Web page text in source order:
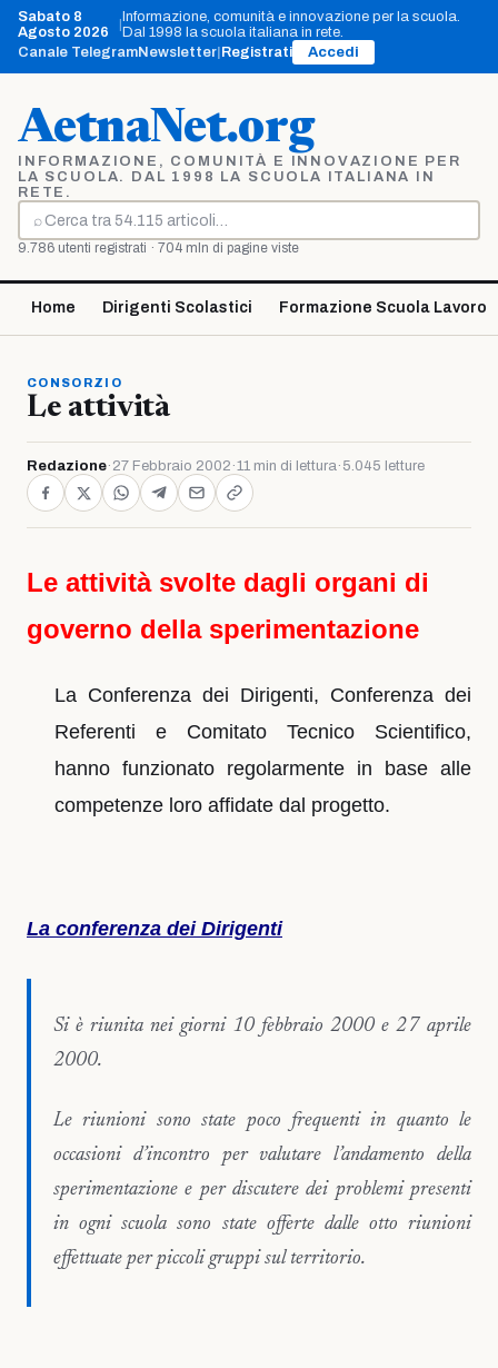
Vai
contenuto
Sabato 8
Agosto 2026
Informazione, comunità e innovazione per la scuola.
Dal 1998 la scuola italiana in rete.
Canale TelegramNewsletter Registrati Accedi
AetnaNet.org
INFORMAZIONE, COMUNITÀ E INNOVAZIONE PER
LA SCUOLA. DAL 1998 LA SCUOLA ITALIANA IN
RETE.
⌕
Cerca
9.786 utenti registrati · 704 mln di pagine viste
Home Dirigenti Scolastici Formazione Scuola Lavoro
CONSORZIO
Le attività
Redazione· 27 Febbraio 2002 ·11 min di lettura· 5.045 letture
Le attività svolte dagli organi di
governo della sperimentazione
La Conferenza dei Dirigenti, Conferenza dei
Referenti e Comitato Tecnico Scientifico,
hanno funzionato regolarmente in base alle
competenze loro affidate dal progetto.
La conferenza dei Dirigenti
Si è riunita nei giorni 10 febbraio 2000 e 27 aprile
2000.
Le riunioni sono state poco frequenti in quanto le
occasioni d’incontro per valutare l’andamento della
sperimentazione e per discutere dei problemi presenti
in ogni scuola sono state offerte dalle otto riunioni
effettuate per piccoli gruppi sul territorio.